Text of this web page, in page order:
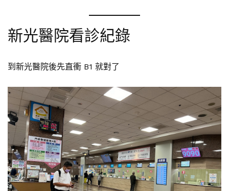
新光醫院看診紀錄
到新光醫院後先直衝 B1 就對了